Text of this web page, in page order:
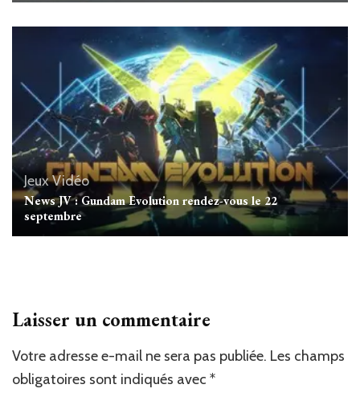
Jeux Vidéo
News JV : Gundam Evolution rendez-vous le 22
septembre
Laisser un commentaire
Votre adresse e-mail ne sera pas publiée. Les champs
obligatoires sont indiqués avec *